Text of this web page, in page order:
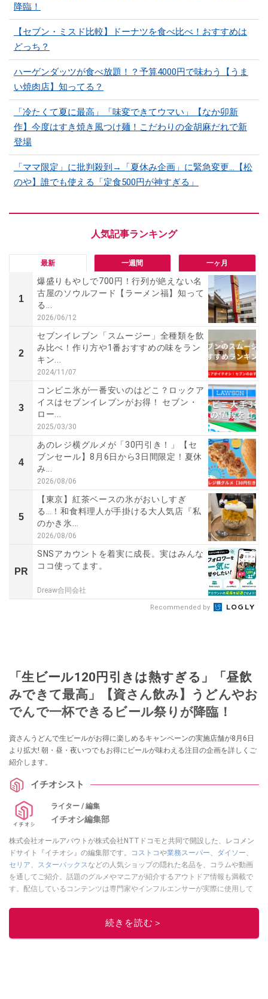
降臨！
【セブン・ミスド比較】ドーナツを食べ比べ！おすすめは
どっち？
ハーゲンダッツが食べ放題！？予算4000円で味わう【うま
い焼肉店】知ってる？
「冷たくて夏に最高」「味変できてウマい」【なか卯新
作】今度はすき焼き風つけ麺！こだわりの金胡麻だれで新
登場
「ママ限定」に批判殺到→「夏休み企画」に緊急変更…【松
のや】誰でも使える「定食500円が神すぎる」
最新 一週間 一ヶ月
1
爆盛りもやしで700円！行列が絶えない名
古屋のソウルフード【ラーメン福】知って
る...
2026/06/12
2
セブンイレブン「スムージー」全種類を飲
み比べ！作り方や1番おすすめの味をラン
キン...
2024/11/07
3
コンビニ氷が一番安いのはどこ？ロックア
イスはセブンイレブンがお得！ セブン・
ロー...
2025/03/30
4
あのレジ横グルメが「30円引き！」【セ
ブンセール】8月6日から3日間限定！夏休
み...
2026/08/06
5
【東京】紅茶ベースの氷がおいしすぎ
る…！和食料理人が手掛ける大人気店『私
のかき氷...
2026/08/06
PR
SNSアカウントを着実に成長。実はみんな
ココ使ってます。
Dreaw合同会社
Recommended by
「生ビール120円引きは熱すぎる」「昼飲
みできて最高」【資さん飲み】うどんやお
でんで一杯できるビール祭りが降臨！
資さんうどんで生ビールがお得に楽しめるキャンペーンの実施店舗が8月6日
より拡大! 朝・昼・夜いつでもお得にビールが味わえる注目の企画を詳しくご
紹介します。
イチオシスト
ライター / 編集
イチオシ編集部
株式会社オールアバウトが株式会社NTTドコモと共同で開設した、レコメン
ドサイト『イチオシ』の編集部です。
コストコや業務スーパー ダイソー
セリア
スターバックス などの人気ショップの隠れた名品を、コラムや動画
を通してご紹介。話題のグルメやマニアが紹介するアウトドア情報も満載で
す。配信しているコンテンツは専門家やインフルエンサーが実際に使用して
ニュースでフォロー
続きを読む＞